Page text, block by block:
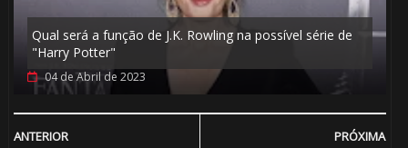
Qual será a função de J.K. Rowling na possível série de
"Harry Potter"
04 de Abril de 2023
PRÓXIMA
ANTERIOR
⚡